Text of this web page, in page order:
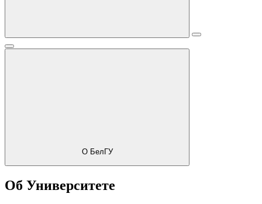
О БелГУ
Об Университете